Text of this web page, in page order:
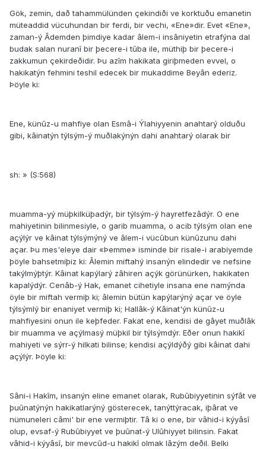
Gök, zemin, dað tahammülünden çekindiði ve korktuðu emanetin
müteaddid vücuhundan bir ferdi, bir vechi, «Ene»dir. Evet «Ene»,
zaman-ý Âdemden þimdiye kadar âlem-i insâniyetin etrafýna dal
budak salan nuranî bir þecere-i tûba ile, müthiþ bir þecere-i
zakkumun çekirdeðidir. Þu azîm hakikata giriþmeden evvel, o
hakikatýn fehmini teshil edecek bir mukaddime Beyân ederiz.
Þöyle ki:
Ene, künûz-u mahfiye olan Esmâ-i Ýlahiyyenin anahtarý olduðu
gibi, kâinatýn týlsým-ý muðlakýnýn dahi anahtarý olarak bir
sh: » (S:568)
muamma-yý müþkilküþadýr, bir týlsým-ý hayretfezâdýr. O ene
mahiyetinin bilinmesiyle, o garib muamma, o acib týlsým olan ene
açýlýr ve kâinat týlsýmýný ve âlem-i vücûbun künûzunu dahi
açar. Þu mes'eleye dair «Þemme» isminde bir risale-i arabiyemde
þöyle bahsetmiþiz ki: Âlemin miftahý insanýn elindedir ve nefsine
takýlmýþtýr. Kâinat kapýlarý zâhiren açýk görünürken, hakikaten
kapalýdýr. Cenâb-ý Hak, emanet cihetiyle insana ene namýnda
öyle bir miftah vermiþ ki; âlemin bütün kapýlarýný açar ve öyle
týlsýmlý bir enaniyet vermiþ ki; Hallâk-ý Kâinat'ýn künûz-u
mahfiyesini onun ile keþfeder. Fakat ene, kendisi de gâyet muðlâk
bir muamma ve açýlmasý müþkil bir týlsýmdýr. Eðer onun hakikî
mahiyeti ve sýrr-ý hilkati bilinse; kendisi açýldýðý gibi kâinat dahi
açýlýr. Þöyle ki:
Sâni-i Hakîm, insanýn eline emanet olarak, Rubûbiyyetinin sýfât ve
þuûnatýnýn hakikatlarýný gösterecek, tanýttýracak, iþârat ve
nümuneleri câmi' bir ene vermiþtir. Tâ ki o ene, bir vâhid-i kýyâsî
olup, evsaf-ý Rubûbiyyet ve þuûnat-ý Ulûhiyyet bilinsin. Fakat
vâhid-i kýyâsî, bir mevcûd-u hakikî olmak lâzým deðil. Belki